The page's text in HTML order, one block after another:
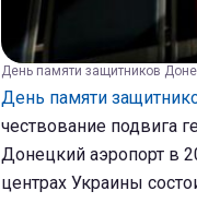
День памяти защитников
День памяти
чествование подвига
Донецкий аэропорт в
центрах Украины